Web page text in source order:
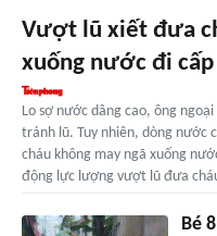
Vượt lũ xiết đưa
xuống nước đi
Lo sợ nước dâng cao, ông
tránh lũ. Tuy nhiên, dòng
cháu không may ngã xuống
động lực lượng vượt lũ đưa
Bé